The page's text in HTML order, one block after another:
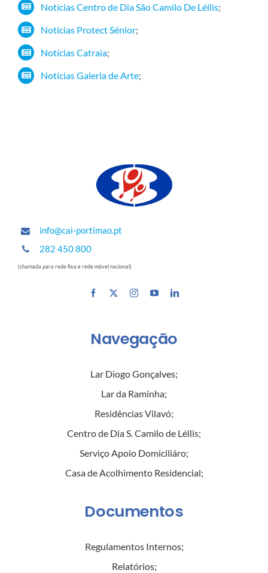
Notícias Centro de Dia São Camilo De Léllis;
Notícias Protect Sénior;
Notícias Catraia;
Notícias Galeria de Arte;
info@cai-portimao.pt
282 450 800
(chamada para rede fixa e rede móvel nacional)
Navegação
Lar Diogo Gonçalves;
Lar da Raminha;
Residências Vilavó;
Centro de Dia S. Camilo de Léllis;
Serviço Apoio Domiciliáro;
Casa de Acolhimento Residencial;
Documentos
Regulamentos Internos;
Relatórios;